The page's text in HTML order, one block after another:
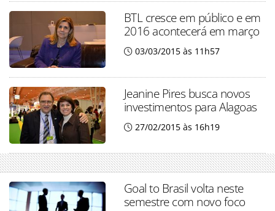
BTL cresce em público e em
2016 acontecerá em março
03/03/2015 às 11h57
Jeanine Pires busca novos
investimentos para Alagoas
27/02/2015 às 16h19
Goal to Brasil volta neste
semestre com novo foco